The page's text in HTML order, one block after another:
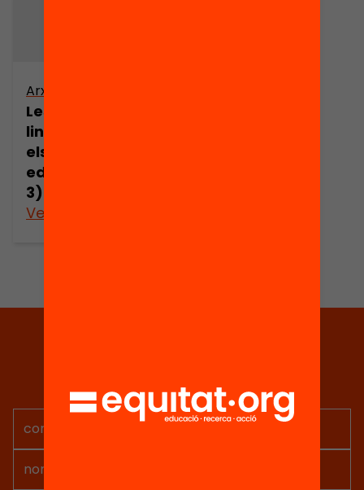
Arxiu
Les desigualtats
lingüístiques en
els contextos
educatius (part
3)
Veure’n més
projectes per implicar-te.